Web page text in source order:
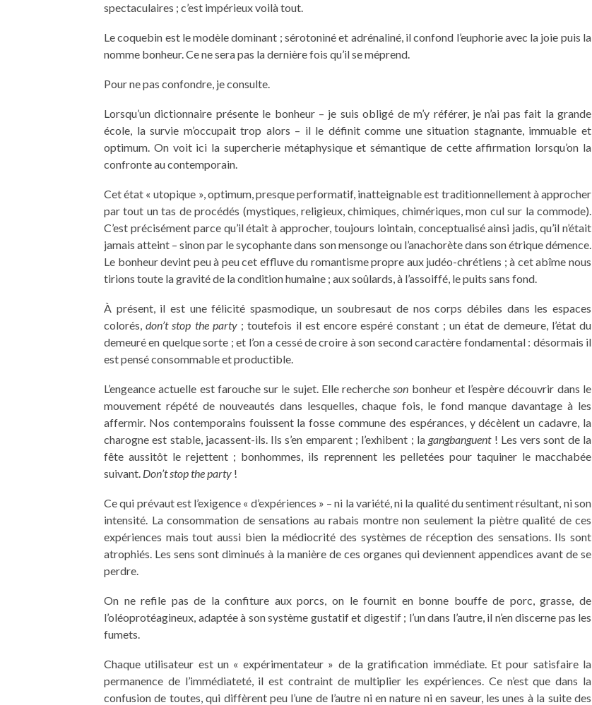
spectaculaires ; c’est impérieux voilà tout.
Le coquebin est le modèle dominant ; sérotoniné et adrénaliné, il confond l’euphorie avec la joie puis la
nomme bonheur. Ce ne sera pas la dernière fois qu’il se méprend.
Pour ne pas confondre, je consulte.
Lorsqu’un dictionnaire présente le bonheur – je suis obligé de m’y référer, je n’ai pas fait la grande
école, la survie m’occupait trop alors – il le définit comme une situation stagnante, immuable et
optimum. On voit ici la supercherie métaphysique et sémantique de cette affirmation lorsqu’on la
confronte au contemporain.
Cet état « utopique », optimum, presque performatif, inatteignable est traditionnellement à approcher
par tout un tas de procédés (mystiques, religieux, chimiques, chimériques, mon cul sur la commode).
C’est précisément parce qu’il était à approcher, toujours lointain, conceptualisé ainsi jadis, qu’il n’était
jamais atteint – sinon par le sycophante dans son mensonge ou l’anachorète dans son étrique démence.
Le bonheur devint peu à peu cet effluve du romantisme propre aux judéo-chrétiens ; à cet abîme nous
tirions toute la gravité de la condition humaine ; aux soûlards, à l’assoiffé, le puits sans fond.
À présent, il est une félicité spasmodique, un soubresaut de nos corps débiles dans les espaces
colorés,don’t stop the party; toutefois il est encore espéré constant ; un état de demeure, l’état du
demeuré en quelque sorte ; et l’on a cessé de croire à son second caractère fondamental : désormais il
est pensé consommable et productible.
L’engeance actuelle est farouche sur le sujet. Elle rechercheson bonheur et l’espère découvrir dans le
mouvement répété de nouveautés dans lesquelles, chaque fois, le fond manque davantage à les
affermir. Nos contemporains fouissent la fosse commune des espérances, y décèlent un cadavre, la
charogne est stable, jacassent-ils. Ils s’en emparent ; l’exhibent ; la gangbanguent ! Les vers sont de la
fête aussitôt le rejettent ; bonhommes, ils reprennent les pelletées pour taquiner le macchabée
suivant. Don’t stop the party !
Ce qui prévaut est l’exigence « d’expériences » – ni la variété, ni la qualité du sentiment résultant, ni son
intensité. La consommation de sensations au rabais montre non seulement la piètre qualité de ces
expériences mais tout aussi bien la médiocrité des systèmes de réception des sensations. Ils sont
atrophiés. Les sens sont diminués à la manière de ces organes qui deviennent appendices avant de se
perdre.
On ne refile pas de la confiture aux porcs, on le fournit en bonne bouffe de porc, grasse, de
l’oléoprotéagineux, adaptée à son système gustatif et digestif ; l’un dans l’autre, il n’en discerne pas les
fumets.
Chaque utilisateur est un « expérimentateur » de la gratification immédiate. Et pour satisfaire la
permanence de l’immédiateté, il est contraint de multiplier les expériences. Ce n’est que dans la
confusion de toutes, qui diffèrent peu l’une de l’autre ni en nature ni en saveur, les unes à la suite des